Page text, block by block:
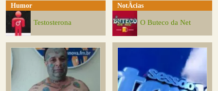
Humor
Testosterona
NotÃ­cias
O Buteco da Net